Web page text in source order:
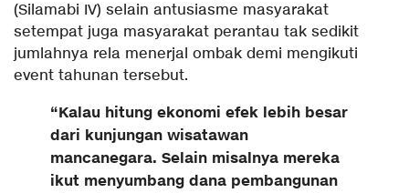
(Silamabi IV) selain antusiasme masyarakat
setempat juga masyarakat perantau tak sedikit
jumlahnya rela menerjal ombak demi mengikuti
event tahunan tersebut.
“Kalau hitung ekonomi efek lebih besar
dari kunjungan wisatawan
mancanegara. Selain misalnya mereka
ikut menyumbang dana pembangunan